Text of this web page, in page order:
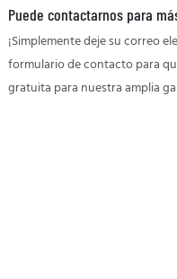
Puede contactarnos para
¡Simplemente deje su correo
formulario de contacto para
gratuita para nuestra amplia